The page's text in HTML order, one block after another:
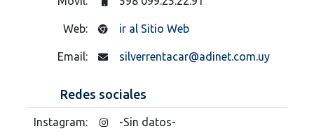
Web: ir al Sitio Web
Email: silverrentacar@adinet.com.uy
Redes sociales
Instagram: -Sin datos-